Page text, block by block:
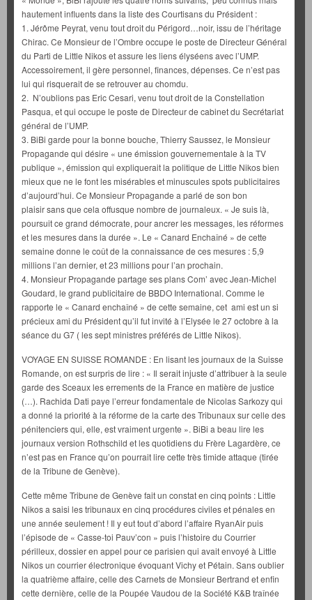
hautement influents dans la liste des Courtisans du Président :
1. Jérôme Peyrat, venu tout droit du Périgord…noir, issu de l’héritage
Chirac. Ce Monsieur de l’Ombre occupe le poste de Directeur Général
du Parti de Little Nikos et assure les liens élyséens avec l’UMP.
Accessoirement, il gère personnel, finances, dépenses. Ce n’est pas
lui qui risquerait de se retrouver au chomdu.
2. N’oublions pas Eric Cesari, venu tout droit de la Constellation
Pasqua, et qui occupe le poste de Directeur de cabinet du Secrétariat
général de l’UMP.
3. BiBi garde pour la bonne bouche, Thierry Saussez, le Monsieur
Propagande qui désire « une émission gouvernementale à la TV
publique », émission qui expliquerait la politique de Little Nikos bien
mieux que ne le font les misérables et minuscules spots publicitaires
d’aujourd’hui. Ce Monsieur Propagande a parlé de son bon
plaisir sans que cela offusque nombre de journaleux. « Je suis là,
poursuit ce grand démocrate, pour ancrer les messages, les réformes
et les mesures dans la durée ». Le « Canard Enchaîné » de cette
semaine donne le coût de la connaissance de ces mesures : 5,9
millions l’an dernier, et 23 millions pour l’an prochain.
4. Monsieur Propagande partage ses plans Com’ avec Jean-Michel
Goudard, le grand publicitaire de BBDO International. Comme le
rapporte le « Canard enchaîné » de cette semaine, cet ami est un si
précieux ami du Président qu’il fut invité à l’Elysée le 27 octobre à la
séance du G7 ( les sept ministres préférés de Little Nikos).
VOYAGE EN SUISSE ROMANDE : En lisant les journaux de la Suisse
Romande, on est surpris de lire : « Il serait injuste d’attribuer à la seule
garde des Sceaux les errements de la France en matière de justice
(…). Rachida Dati paye l’erreur fondamentale de Nicolas Sarkozy qui
a donné la priorité à la réforme de la carte des Tribunaux sur celle des
pénitenciers qui, elle, est vraiment urgente ». BiBi a beau lire les
journaux version Rothschild et les quotidiens du Frère Lagardère, ce
n’est pas en France qu’on pourrait lire cette très timide attaque (tirée
de la Tribune de Genève).
Cette même Tribune de Genève fait un constat en cinq points : Little
Nikos a saisi les tribunaux en cinq procédures civiles et pénales en
une année seulement ! Il y eut tout d’abord l’affaire RyanAir puis
l’épisode de « Casse-toi Pauv’con » puis l’histoire du Courrier
périlleux, dossier en appel pour ce parisien qui avait envoyé à Little
Nikos un courrier électronique évoquant Vichy et Pétain. Sans oublier
la quatrième affaire, celle des Carnets de Monsieur Bertrand et enfin
cette dernière, celle de la Poupée Vaudou de la Société K&B traînée